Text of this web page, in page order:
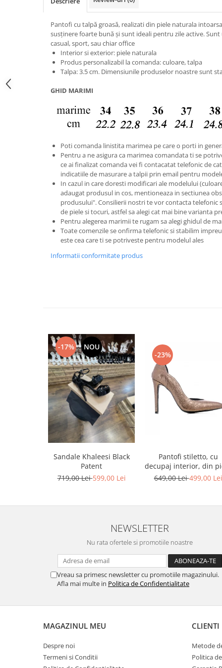
Pantofi cu talpă groasă, realizati din piele naturala
susținere foarte bună și sunt ideali pentru zile active.
casual, sport, sau chiar office
Interior si exterior: piele naturala
Produs personalizabil la comanda: culoare, talpa
Talpa: 3.5 cm. Dimensiunile produselor noastre sunt
GHID MARIMI
Poti comanda linistita marimea pe care o porti in
Pentru a ne asigura ca marimea comandata ti se
ce ai finalizat comanda vei fi contacatat telefonic de
indicatiile de masurare a talpii prin email pentru
In cazul in care doresti modificari ale modelului
adaugat produsul in cos, mentioneaza in sectiunea
produsului". Consilierii nostri te vor contacta telefonic
de piele si tocuri, astfel sa alegi cat mai bine varianta
Pentru alegerea marimii te rugam sa alegi ghidul de
Toate comenzile se onfirma telefonic si stabilim
este cea care ti se potriveste pentru modelul ales
Informatii conformitate produs
-17% NOU
Sandale Khaleesi Black
Patent
719,00 Lei599,00 Lei
-23%
Pantofi stiletto, cu
decupaj interior, din
bronz
649,00 Lei499,00 Lei
NEWSLETTER
Nu rata ofertele si promotiile noastre
Vreau sa primesc newsletter cu promotiile magazinului.
Afla mai multe in Politica de Confidentialitate
MAGAZINUL MEU
Despre noi
Termeni si Conditii
CLIENTI
Metode
Politica